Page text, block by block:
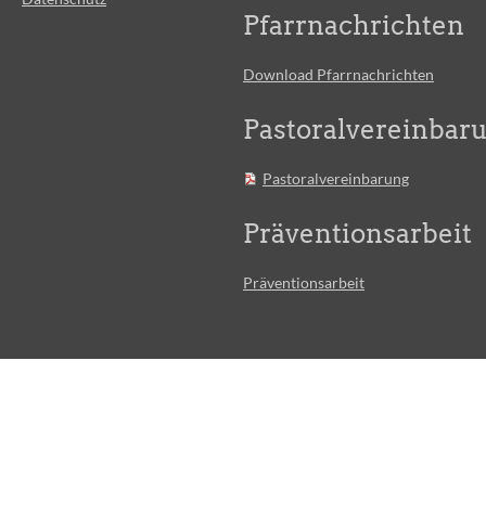
Pfarrnachrichten
Download Pfarrnachrichten
Pastoralvereinbarung
Präventionsarbeit
Präventionsarbeit